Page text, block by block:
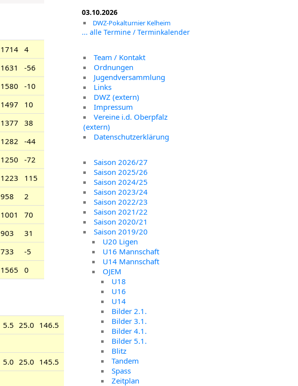
1714 4
1631
-56
1580
-10
1497
10
1377
38
1282
-44
1250
-72
1223
115
958
2
1001
70
903
31
733
-5
1565 0
5.5 25.0 146.5
5.0 25.0 145.5
03.10.2026
DWZ-Pokalturnier Kelheim
... alle Termine / Terminkalender
Team / Kontakt
Ordnungen
Jugendversammlung
Links
DWZ (extern)
Impressum
Vereine i.d. Oberpfalz
(extern)
Datenschutzerklärung
Saison 2026/27
Saison 2025/26
Saison 2024/25
Saison 2023/24
Saison 2022/23
Saison 2021/22
Saison 2020/21
Saison 2019/20
U20 Ligen
U16 Mannschaft
U14 Mannschaft
OJEM
U18
U16
U14
Bilder 2.1.
Bilder 3.1.
Bilder 4.1.
Bilder 5.1.
Blitz
Tandem
Spass
Zeitplan